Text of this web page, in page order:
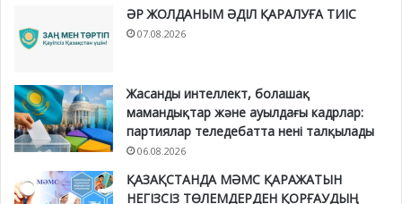
ӘР ЖОЛДАНЫМ ӘДІЛ ҚАРАЛУҒА ТИІС
07.08.2026
Жасанды интеллект, болашақ
мамандықтар және ауылдағы кадрлар:
партиялар теледебатта нені талқылады
06.08.2026
ҚАЗАҚСТАНДА МӘМС ҚАРАЖАТЫН
НЕГІЗСІЗ ТӨЛЕМДЕРДЕН ҚОРҒАУДЫҢ